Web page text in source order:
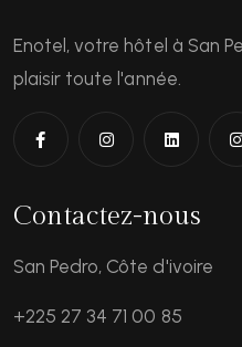
Enotel, votre hôtel à San
plaisir toute l'année.
Contactez-nous
San Pedro, Côte d'ivoire
+225 27 34 71 00 85